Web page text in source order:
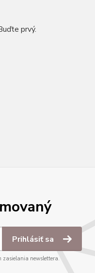
prvý.
Prihlásiť sa
zasielania newslettera.